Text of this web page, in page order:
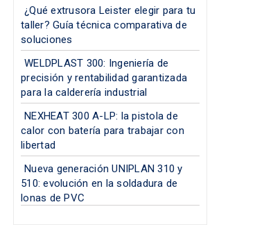
¿Qué extrusora Leister elegir para tu
taller? Guía técnica comparativa de
soluciones
WELDPLAST 300: Ingeniería de
precisión y rentabilidad garantizada
para la calderería industrial
NEXHEAT 300 A-LP: la pistola de
calor con batería para trabajar con
libertad
Nueva generación UNIPLAN 310 y
510: evolución en la soldadura de
lonas de PVC